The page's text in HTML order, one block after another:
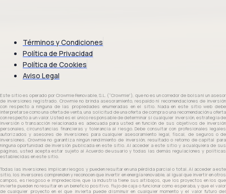
Términos y Condiciones
Política de Privacidad
Política de Cookies
Aviso Legal
Este sitio es operado por Crowmie Renovable, S.L. (“Crowmie”), que no es un corredor de bolsa ni un asesor
de inversiones registrado. Crowmie no brinda asesoramiento, respaldo ni recomendaciones de inversión
con respecto a ninguna de las propiedades enumeradas en el sitio. Nada en este sitio web debe
interpretarse como una oferta de venta, una solicitud de una oferta de compra o una recomendación u oferta
con respecto a un valor. Usted es el único responsable de determinar si cualquier inversión, estrategia de
inversión o transacción relacionada es adecuada para usted en función de sus objetivos de inversión
personales, circunstancias financieras y tolerancia al riesgo. Debe consultar con profesionales legales
autorizados y asesores de inversiones para cualquier asesoramiento legal, fiscal, de seguros o de
inversiones. Crowmie no garantiza ningún rendimiento de inversión, resultado o retorno de capital para
ninguna oportunidad de inversión publicada en este sitio. Al acceder a este sitio y a cualquiera de sus
páginas, usted acepta estar sujeto al Acuerdo de usuario y todas las demás regulaciones y políticas
establecidas en este sitio.
Todas las inversiones implican riesgos y pueden resultar en una pérdida parcial o total. Al acceder a este
sitio, los inversores comprenden y reconocen que invertir en energía renovable, al igual que invertir en otros
campos, es riesgoso e impredecible, que la industria tiene sus altibajos, que los proyectos en los que
invierte pueden no resultar en un beneficio positivo. flujo de caja o funcionar como esperaba, y que el valor
de cualquier proyecto en el que invierta puede disminuir en cualquier momento y el valor futuro del